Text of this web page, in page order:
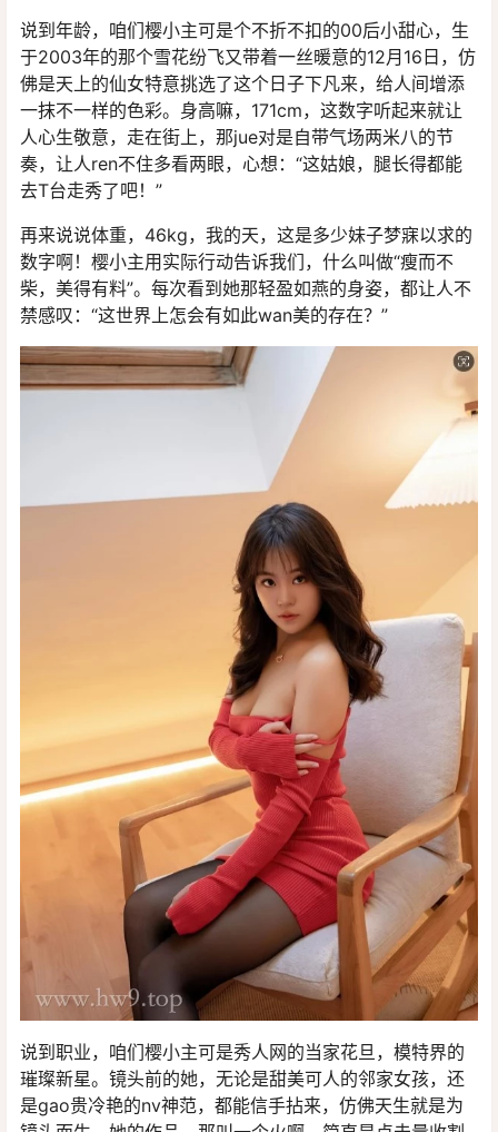
说到年龄，咱们樱小主可是个不折不扣的00后小甜心，生
于2003年的那个雪花纷飞又带着一丝暖意的12月16日，仿
佛是天上的仙女特意挑选了这个日子下凡来，给人间增添
一抹不一样的色彩。身高嘛，171cm，这数字听起来就让
人心生敬意，走在街上，那jue对是自带气场两米八的节
奏，让人ren不住多看两眼，心想：“这姑娘，腿长得都能
去T台走秀了吧！”
再来说说体重，46kg，我的天，这是多少妹子梦寐以求的
数字啊！樱小主用实际行动告诉我们，什么叫做“瘦而不
柴，美得有料”。每次看到她那轻盈如燕的身姿，都让人不
禁感叹：“这世界上怎会有如此wan美的存在？”
说到职业，咱们樱小主可是秀人网的当家花旦，模特界的
璀璨新星。镜头前的她，无论是甜美可人的邻家女孩，还
是gao贵冷艳的nv神范，都能信手拈来，仿佛天生就是为